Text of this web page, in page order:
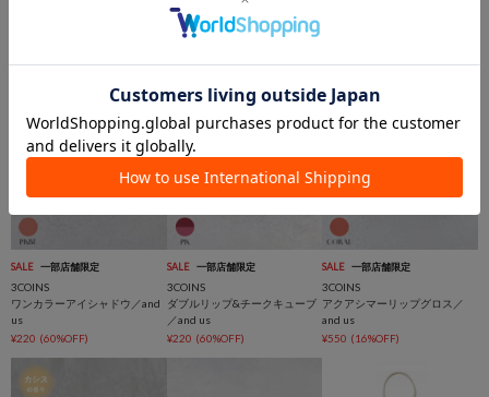
ネイルパーツセット／and us
¥264 (20%OFF)
SALE 一部店舗限定
3COINS
ワンカラーアイシャドウ／and
us
¥220 (60%OFF)
SALE 一部店舗限定
3COINS
ダブルリップ&チークキューブ
／and us
¥220 (60%OFF)
SALE 一部店舗限定
3COINS
アクアシマーリップグロス／
and us
¥550 (16%OFF)